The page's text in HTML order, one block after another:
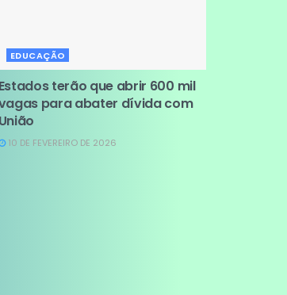
EDUCAÇÃO
Estados terão que abrir 600 mil
para abater dívida com
União
10 DE FEVEREIRO DE 2026